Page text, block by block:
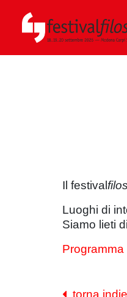
Il festival
Luoghi di
Siamo lieti
torna